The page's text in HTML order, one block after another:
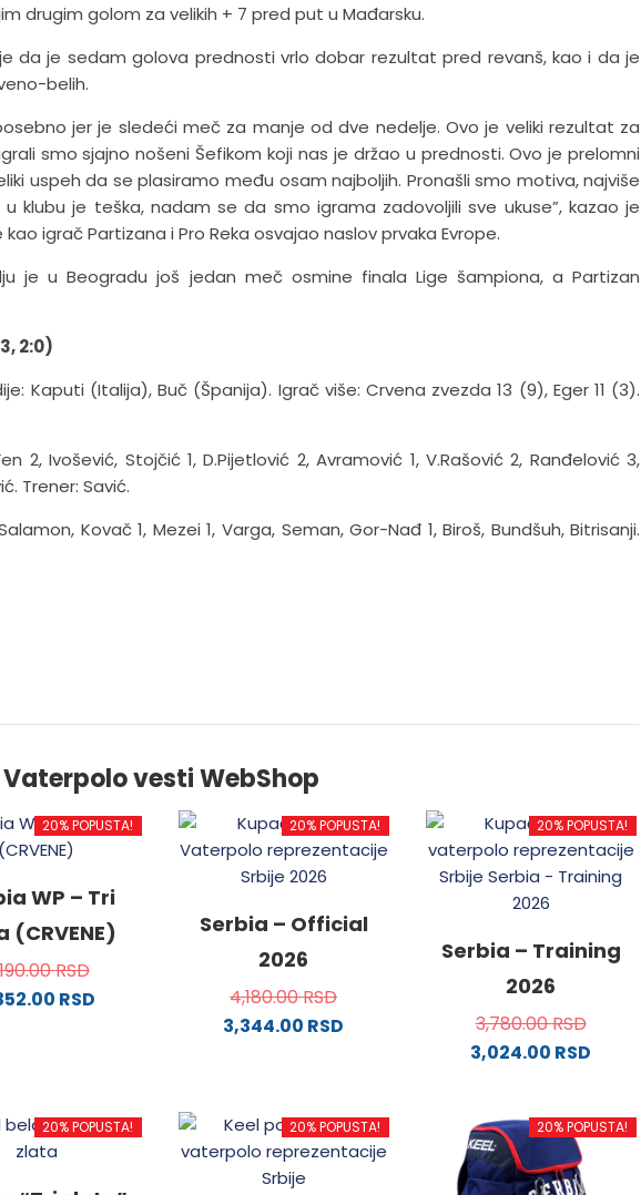
drugim golom za velikih + 7 pred put u Mađarsku.
da je sedam golova prednosti vrlo dobar rezultat pred revanš, kao i da je
belih.
jer je sledeći meč za manje od dve nedelje. Ovo je veliki rezultat za
smo sjajno nošeni Šefikom koji nas je držao u prednosti. Ovo je prelomni
uspeh da se plasiramo među osam najboljih. Pronašli smo motiva, najviše
u klubu je teška, nadam se da smo igrama zadovoljili sve ukuse”, kazao je
igrač Partizana i Pro Reka osvajao naslov prvaka Evrope.
je u Beogradu još jedan meč osmine finala Lige šampiona, a Partizan
2:0)
Kaputi (Italija), Buč (Španija). Igrač više: Crvena zvezda 13 (9), Eger 11 (3).
2, Ivošević, Stojčić 1, D.Pijetlović 2, Avramović 1, V.Rašović 2, Ranđelović 3,
Trener: Savić.
Kovač 1, Mezei 1, Varga, Seman, Gor-Nađ 1, Biroš, Bundšuh, Bitrisanji.
Vaterpolo vesti WebShop
20% POPUSTA!
WP – Tri
(CRVENE)
RSD
RSD
varijanti.
Opcije
mogu
20% POPUSTA!
Serbia – Official
2026
4,180.00RSD
3,344.00 RSD
više
varijanti.
Opcije
20% POPUSTA!
Serbia – Training
2026
3,780.00RSD
3,024.00 RSD
ima
više
varijanti.
20% POPUSTA! 20% POPUSTA! 20% POPUSTA!